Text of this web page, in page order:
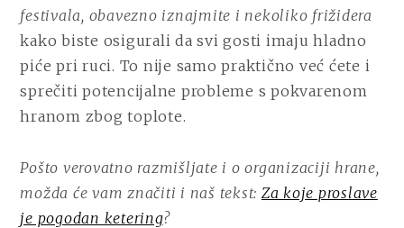
festivala, obavezno iznajmite i nekoliko frižidera
kako biste osigurali da svi gosti imaju hladno
piće pri ruci. To nije samo praktično već ćete i
sprečiti potencijalne probleme s pokvarenom
hranom zbog toplote.
Pošto verovatno razmišljate i o organizaciji hrane,
možda će vam značiti i naš tekst: Za koje proslave
je pogodan ketering?